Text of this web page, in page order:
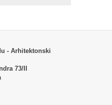
- Arhitektonski
73/II